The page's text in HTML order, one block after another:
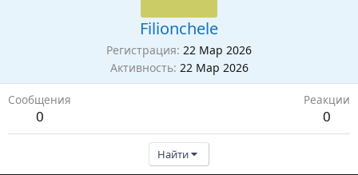
Filionchele
Регистрация 22 Мар 2026
Активность 22 Мар 2026
Сообщения
0
Реакции
0
Найти